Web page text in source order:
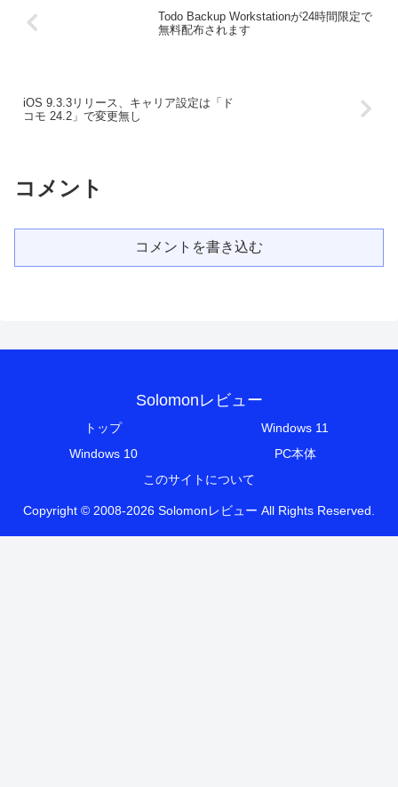
Todo Backup Workstationが24時間限定で
無料配布されます
iOS 9.3.3リリース、キャリア設定は「ド
コモ 24.2」で変更無し
コメント
コメントを書き込む
Solomonレビュー
トップ
Windows 11
Windows 10
PC本体
このサイトについて
Copyright © 2008-2026 Solomonレビュー All Rights Reserved.